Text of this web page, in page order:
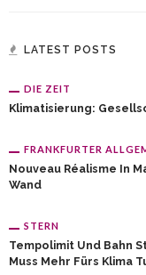
LATEST POSTS
DIE ZEIT
Klimatisierung:
FRANKFURTER
Nouveau Réalisme In
Wand
STERN
Tempolimit Und Bahn
Muss Mehr Fürs Klima